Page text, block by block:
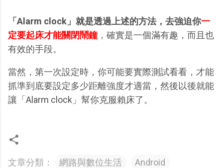
「Alarm clock」就是透過上述的方法，去強迫你一
定要起床才能關閉鬧鐘，確實是一個滿有趣，而且也
有效的手段。
當然，第一次設定時，你可能要實際測試看看，才能
抓準到底要設定多少距離強度才適當，然後以後就能
讓「Alarm clock」幫你克服賴床了。
文章分類： 網路與數位生活
Android